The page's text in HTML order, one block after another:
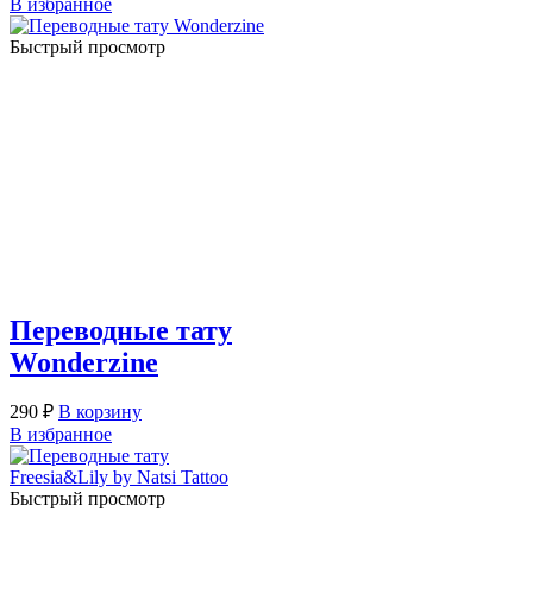
Быстрый просмотр
Переводные тату
Wonderzine
290 ₽ В корзину
В избранное
Быстрый просмотр